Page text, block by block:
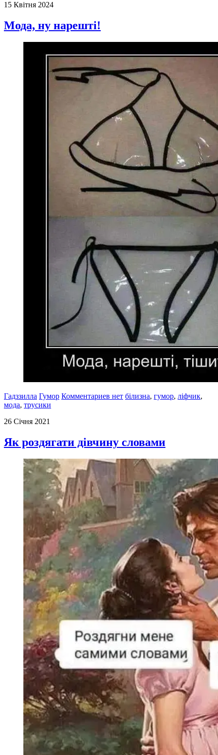
15 Квітня 2024
Мода, ну нарешті!
Гадззилла Гумор Комментариев нет білизна, гумор, ліфчик,
мода, трусики
26 Січня 2021
Як роздягати дівчину словами